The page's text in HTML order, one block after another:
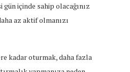
içinde sahip olacağınız
az aktif olmanızı
kadar oturmak, daha fazla